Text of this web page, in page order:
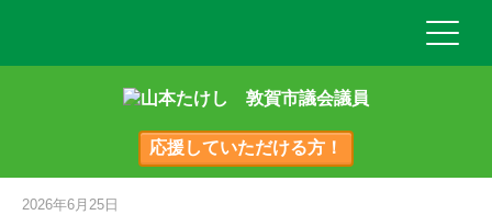
応援していただける方！
2026年6月25日